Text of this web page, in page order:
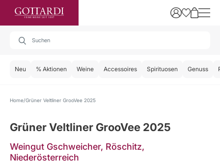
Neu % Aktionen Weine Accessoires Spirituosen Genuss
Home Grüner Veltliner GrooVee 2025
Grüner Veltliner GrooVee 2025
Weingut Gschweicher, Röschitz,
Niederösterreich